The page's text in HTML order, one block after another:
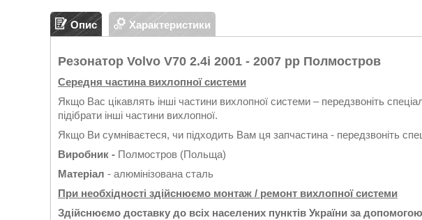
Опис Характеристики
Резонатор Volvo V70 2.4i 2001 - 2007 рр Полмостров
Середня частина вихлопної системи
Якщо Вас цікавлять інші частини вихлопної системи – передзвоніть
підібрати інші частини вихлопної.
Якщо Ви сумніваєтеся, чи підходить Вам ця запчастина - передзвоніть
Виробник - Полмостров (Польща)
Матеріал - алюмінізована сталь
При необхідності здійснюємо монтаж / ремонт вихлопної системи
Здійснюємо доставку до всіх населених пунктів України за